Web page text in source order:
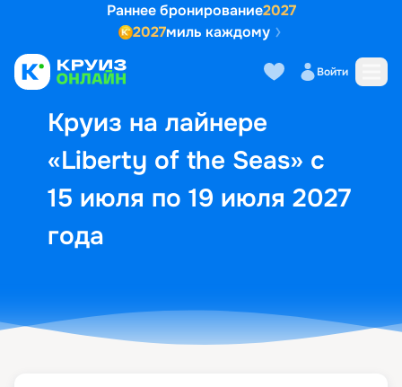
Раннее бронирование2027
2027миль каждому
Войти
Круиз на лайнере
«Liberty of the Seas» с
15 июля по 19 июля 2027
года
Выбор кают Маршрут и